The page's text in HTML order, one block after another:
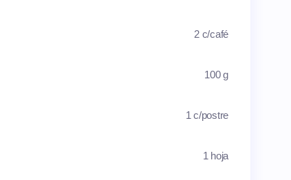
2 c/café
100 g
1 c/postre
1 hoja